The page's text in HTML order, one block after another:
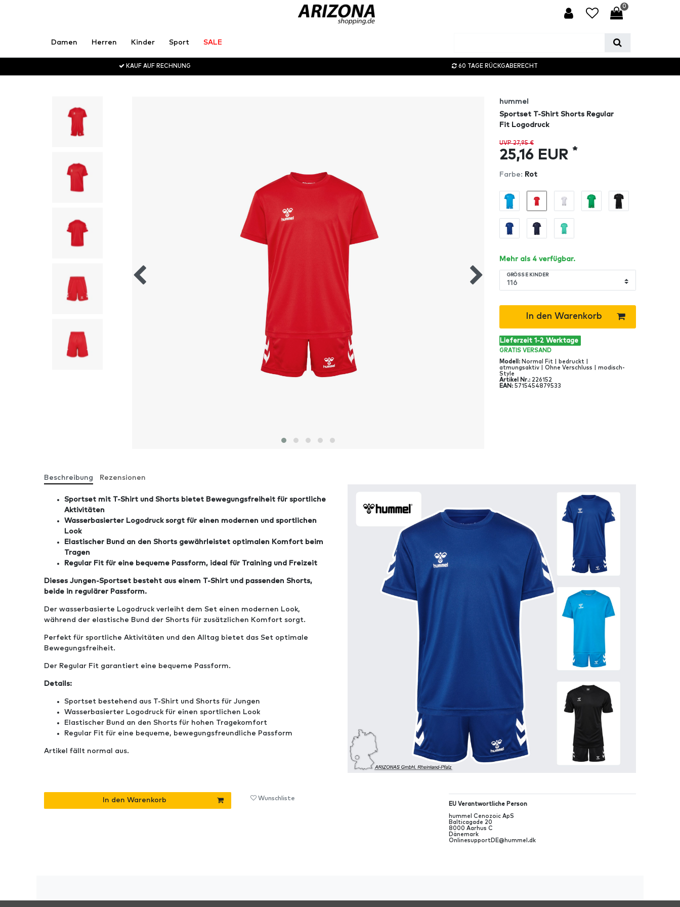
0
Damen Herren Kinder Sport SALE
KAUF AUF RECHNUNG 60 TAGE RÜCKGABERECHT
hummel
Sportset T-Shirt Shorts Regular
Fit Logodruck
UVP 27,95 €
25,16 EUR *
Farbe: Rot
Mehr als 4 verfügbar.
GRÖSSE KINDER
In den Warenkorb
Lieferzeit 1-2 Werktage
GRATIS VERSAND
Modell : Normal Fit | bedruckt |
atmungsaktiv | Ohne Verschluss | modisch-
Style
Artikel Nr.: 226152
EAN : 5715454879533
Beschreibung Rezensionen
Sportset mit T-Shirt und Shorts bietet Bewegungsfreiheit für sportliche
Aktivitäten
Wasserbasierter Logodruck sorgt für einen modernen und sportlichen
Look
Elastischer Bund an den Shorts gewährleistet optimalen Komfort beim
Tragen
Regular Fit für eine bequeme Passform, ideal für Training und Freizeit
Dieses Jungen-Sportset besteht aus einem T-Shirt und passenden Shorts,
beide in regulärer Passform.
Der wasserbasierte Logodruck verleiht dem Set einen modernen Look,
während der elastische Bund der Shorts für zusätzlichen Komfort sorgt.
Perfekt für sportliche Aktivitäten und den Alltag bietet das Set optimale
Bewegungsfreiheit.
Der Regular Fit garantiert eine bequeme Passform.
Details:
Sportset bestehend aus T-Shirt und Shorts für Jungen
Wasserbasierter Logodruck für einen sportlichen Look
Elastischer Bund an den Shorts für hohen Tragekomfort
Regular Fit für eine bequeme, bewegungsfreundliche Passform
Artikel fällt normal aus.
In den Warenkorb Wunschliste
EU Verantwortliche Person
hummel Cenozoic ApS
Balticagade 20
8000 Aarhus C
Dänemark
OnlinesupportDE@hummel.dk